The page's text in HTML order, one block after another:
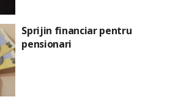
Sprijin financiar pentru
pensionari